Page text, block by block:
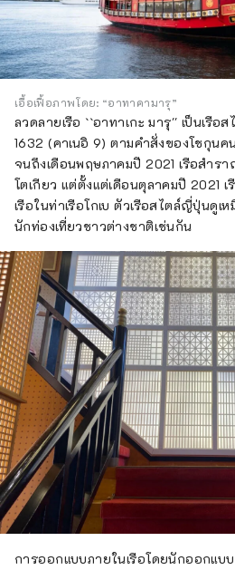
เอื้อเฟื้อภาพโดย: “อาทาคามารุ”
ลวดลายเรือ ``อาทาเกะ มารุ'' เป็นเรือ
1632 (คาเนอิ 9) ตามคำสั่งของโชกุนค
จนถึงเดือนพฤษภาคมปี 2021 เรือสำร
โตเกียว แต่ตั้งแต่เดือนตุลาคมปี 2021 เ
เรือในท่าเรือโกเบ ตัวเรือสไตล์ญี่ปุ่นดู
นักท่องเที่ยวชาวต่างชาติเช่นกัน
การออกแบบภายในเรือโดยนักออกแบ